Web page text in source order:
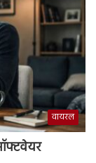
वायरल